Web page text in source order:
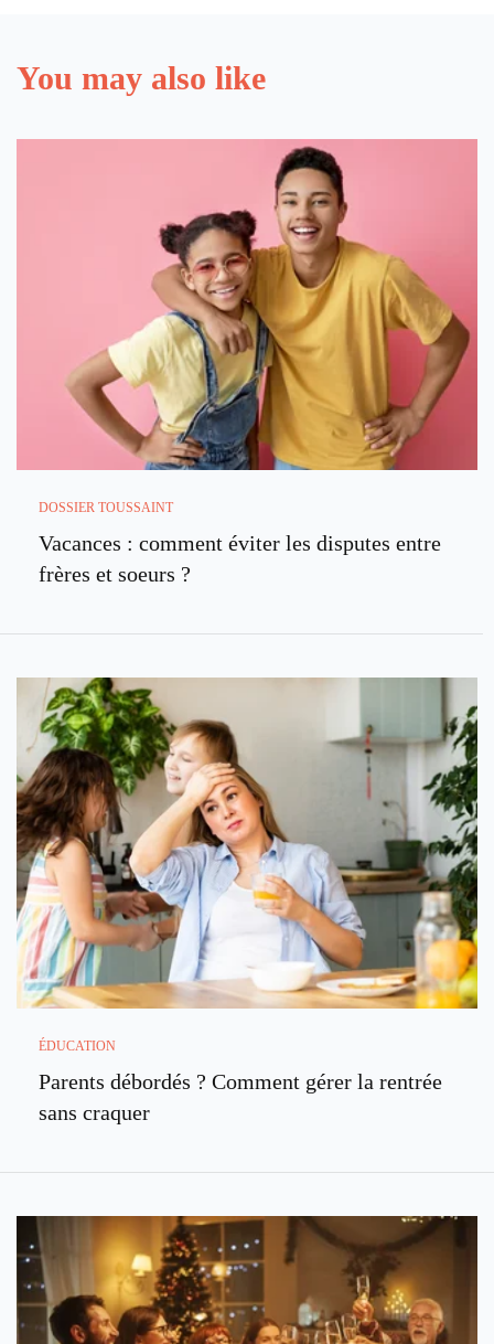
You may also like
DOSSIER TOUSSAINT
Vacances : comment éviter les disputes entre
frères et soeurs ?
ÉDUCATION
Parents débordés ? Comment gérer la rentrée
sans craquer